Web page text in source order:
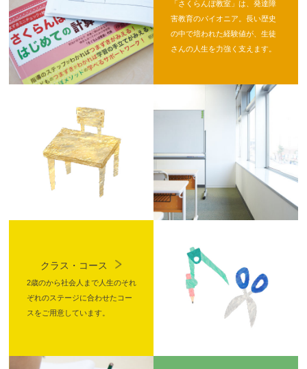
「さくらんぼ教室」は、発達障
害教育のパイオニア。長い歴史
の中で培われた経験値が、生徒
さんの人生を力強く支えます。
クラス・コース
2歳のから社会人まで人生のそれ
ぞれのステージに合わせたコー
スをご用意しています。